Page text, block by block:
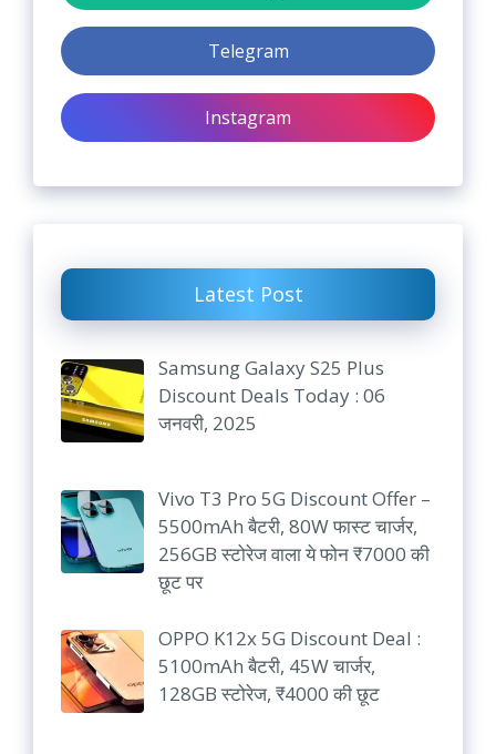
Telegram
Instagram
Latest Post
Samsung Galaxy S25 Plus
Discount Deals Today : 06
जनवरी, 2025
Vivo T3 Pro 5G Discount Offer –
5500mAh बैटरी, 80W फास्ट चार्जर,
256GB स्टोरेज वाला ये फोन ₹7000 की
छूट पर
OPPO K12x 5G Discount Deal :
5100mAh बैटरी, 45W चार्जर,
128GB स्टोरेज, ₹4000 की छूट